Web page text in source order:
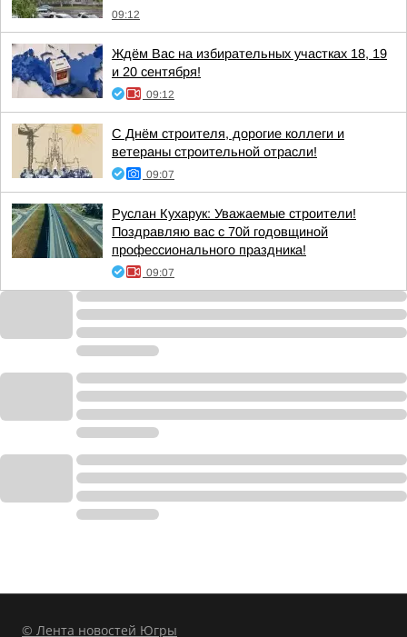
09:12
Ждём Вас на избирательных участках 18, 19
и 20 сентября!
09:12
С Днём строителя, дорогие коллеги и
ветераны строительной отрасли!
09:07
Руслан Кухарук: Уважаемые строители!
Поздравляю вас с 70й годовщиной
профессионального праздника!
09:07
© Лента новостей Югры